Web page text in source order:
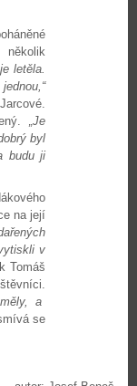
letěla.
„Je
byl
budu ji
na její
v
Tomáš
a
se